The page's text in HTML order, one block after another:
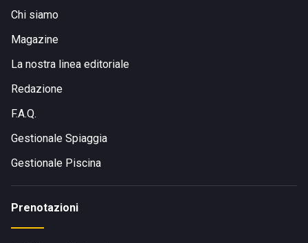
Chi siamo
Magazine
La nostra linea editoriale
Redazione
F.A.Q.
Gestionale Spiaggia
Gestionale Piscina
Prenotazioni